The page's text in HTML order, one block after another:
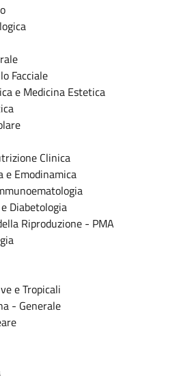
Facciale
e Medicina Estetica
Clinica
e Emodinamica
Diabetologia
Riproduzione - PMA
e Tropicali
- Generale